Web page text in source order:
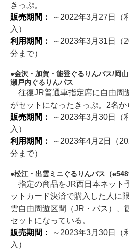
きっぷ。
販売期間：
～2022年3月27日（
入）
利用期間：
～2023年3月31日（
分まで）
金沢・加賀・能登ぐるりんパス/岡
瀬戸内ぐるりんパス
往復JR普通車指定席に自由周
がセットになったきっぷ。2名か
販売期間：
～2023年3月30日（
入）
利用期間：
～2023年4月2日（
分まで）
松江・出雲ミニぐるりんパス（
指定の商品をJR西日本ネット
ットカード決済で購入した人に
雲自由周遊区間（JR・バス）、
セットになっている。
販売期間：
～2023年3月30日（
入）